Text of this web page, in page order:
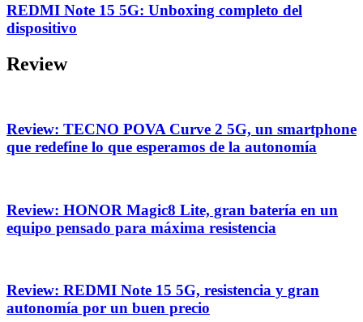
REDMI Note 15 5G: Unboxing completo del
dispositivo
Review
Review: TECNO POVA Curve 2 5G, un smartphone
que redefine lo que esperamos de la autonomía
Review: HONOR Magic8 Lite, gran batería en un
equipo pensado para máxima resistencia
Review: REDMI Note 15 5G, resistencia y gran
autonomía por un buen precio